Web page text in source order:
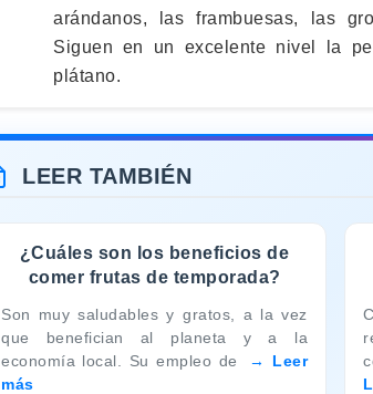
arándanos, las frambuesas, las
Siguen en un excelente nivel la
plátano.
LEER TAMBIÉN
¿Cuáles son los beneficios de
comer frutas de temporada?
Son muy saludables y gratos, a la vez
que benefician al planeta y a la
economía local. Su empleo de
Leer
más